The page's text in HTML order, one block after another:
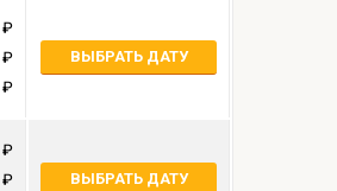
ВЫБРАТЬ ДАТУ
ВЫБРАТЬ ДАТУ